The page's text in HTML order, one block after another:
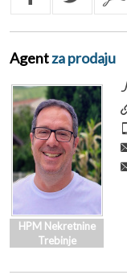
Agentza prodaju
HPM Nekretnine
Trebinje